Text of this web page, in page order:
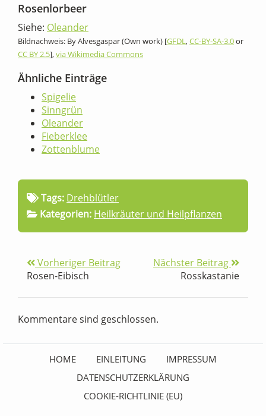
Rosenlorbeer
Siehe: Oleander
Bildnachweis: By Alvesgaspar (Own work) [GFDL,CC-BY-SA-3.0or
CC BY 2.5],via Wikimedia Commons
Ähnliche Einträge
Spigelie
Sinngrün
Oleander
Fieberklee
Zottenblume
Tags: Drehblütler
Kategorien: Heilkräuter und Heilpflanzen
Vorheriger Beitrag
Rosen-Eibisch
Nächster Beitrag
Rosskastanie
Kommentare sind geschlossen.
HOME EINLEITUNG
IMPRESSUM
DATENSCHUTZERKLÄRUNG
COOKIE-RICHTLINIE (EU)